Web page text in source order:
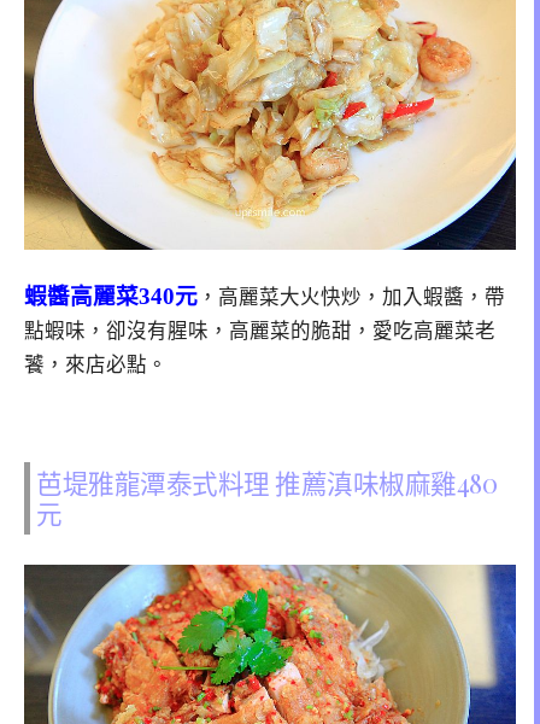
蝦醬高麗菜340元 ，高麗菜大火快炒，加入蝦醬，帶
點蝦味，卻沒有腥味，高麗菜的脆甜，愛吃高麗菜老
饕，來店必點。
芭堤雅龍潭泰式料理 推薦滇味椒麻雞480
元